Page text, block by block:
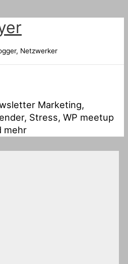
Netzwerker
Marketing,
Stress, WP meetup
mehr